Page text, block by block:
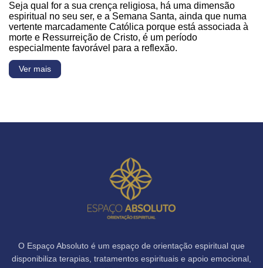
Seja qual for a sua crença religiosa, há uma dimensão
espiritual no seu ser, e a Semana Santa, ainda que numa
vertente marcadamente Católica porque está associada à
morte e Ressurreição de Cristo, é um período
especialmente favorável para a reflexão.
Ver mais
O Espaço Absoluto é um espaço de orientação espiritual que
disponibiliza terapias, tratamentos espirituais e apoio emocional,